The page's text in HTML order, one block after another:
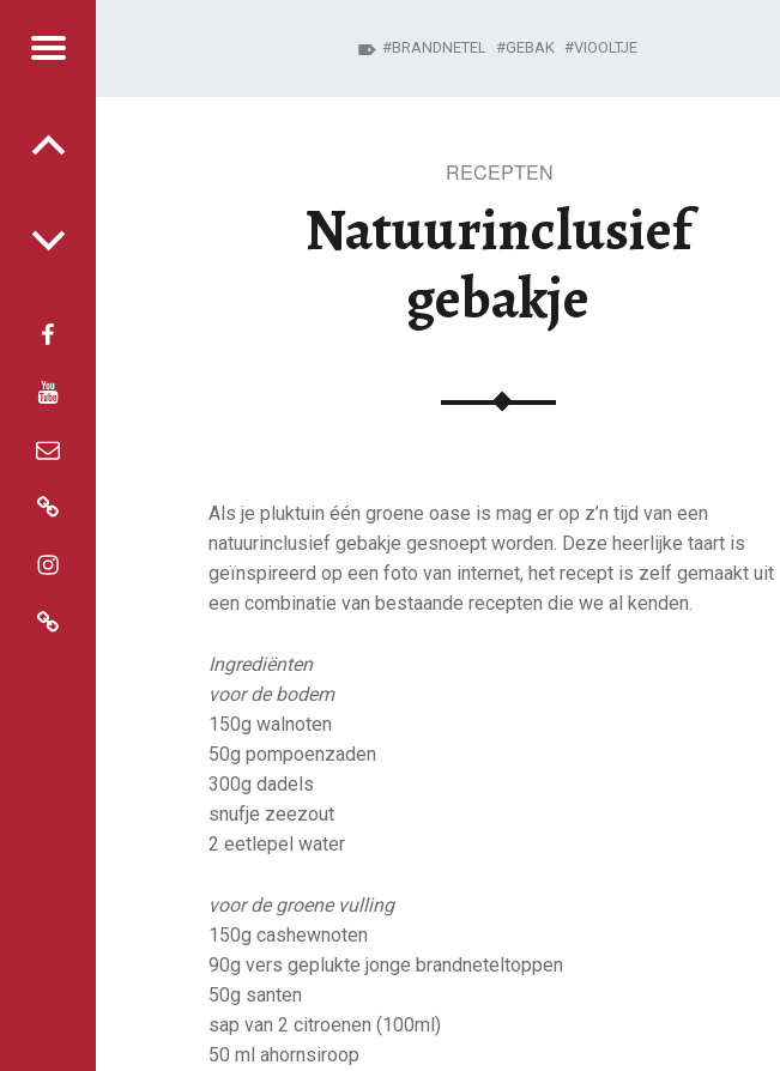
Menu
Natuurinclusief
gebakje
RECEPTEN
Als je pluktuin één groene oase is mag er op z’n tijd van een
natuurinclusief gebakje gesnoept worden. Deze heerlijke taart is
geïnspireerd op een foto van internet, het recept is zelf gemaakt uit
een combinatie van bestaande recepten die we al kenden.
Ingrediënten
voor de bodem
150g walnoten
50g pompoenzaden
300g dadels
snufje zeezout
2 eetlepel water
voor de groene vulling
150g cashewnoten
90g vers geplukte jonge brandneteltoppen
50g santen
sap van 2 citroenen (100ml)
50 ml ahornsiroop
BRANDNETEL GEBAK VIOOLTJE